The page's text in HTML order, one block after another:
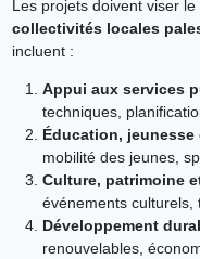
Les projets doivent viser le
collectivités locales
incluent :
Appui aux services
techniques,
Éducation, jeunesse
mobilité des jeunes,
Culture, patrimoine
événements culturels,
Développement
renouvelables,